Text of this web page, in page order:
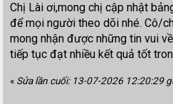
Chị Lài ơi,mong chị cập nhật
để mọi người theo dõi nhé. Cô/
mong nhận được những tin vui
tiếp tục đạt nhiều kết quả tốt
« Sửa lần cuối: 13-07-2026 12:20:29